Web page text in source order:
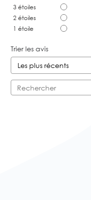
3 étoiles
2 étoiles
1 étoile
Trier les avis